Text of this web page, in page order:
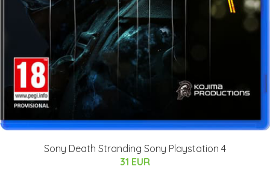
Sony Death Stranding Sony Playstation 4
31 EUR